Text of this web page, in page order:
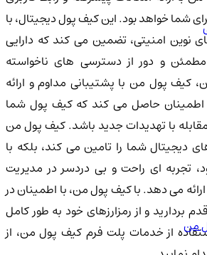
شما خواهد بود. این کیف پول دیجیتال، با
نوین امنیتی، تضمین می کند که دارایی
و دور از دسترسی های ناخواسته
پول من با پشتیبانی مداوم و ارائه
اطمینان حاصل می کند که کیف پول شما
مقابله با تهدیدات جدید باشد. کیف پول من
دیجیتال شما را تامین می کند، بلکه با
تجربه ای راحت و بی دردسر در مدیریت
می دهد. با کیف پول من، با اطمینان در
بردارید و از رمزارزهای خود به طور کامل
از خدمات پلت فرم کیف پول من، از
من